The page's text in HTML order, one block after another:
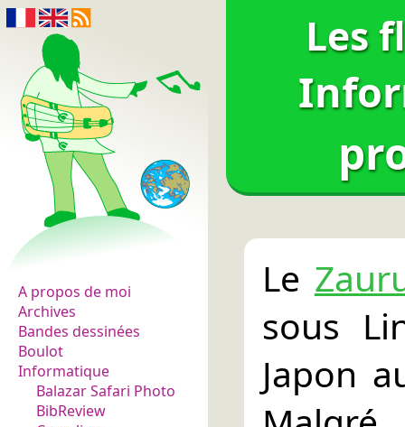
Les fleurs du normal
A propos de moi
Archives
Bandes dessinées
Boulot
Informatique
Balazar Safari Photo
BibReview
Les
Le
sous
Japon